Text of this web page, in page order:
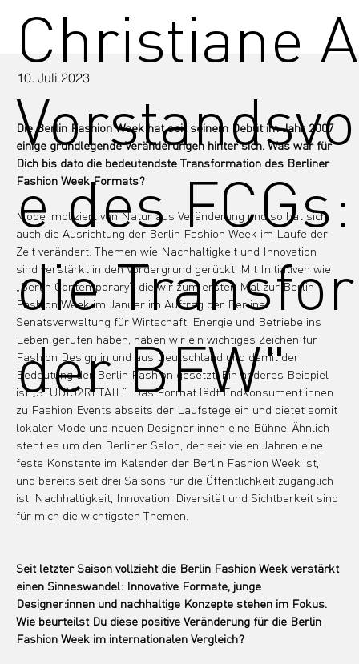
10. Juli 2023
Die Berlin Fashion Week hat seit seinem Debüt im Jahr 2007
einige grundlegende Veränderungen hinter sich. Was war für
Dich bis dato die bedeutendste Transformation des Berliner
Fashion Week Formats?
Mode impliziert von Natur aus Veränderung und so hat sich
auch die Ausrichtung der Berlin Fashion Week im Laufe der
Zeit verändert. Themen wie Nachhaltigkeit und Innovation
sind verstärkt in den Vordergrund gerückt. Mit Initiativen wie
„Berlin Contemporary“, die wir zum ersten Mal zur Berlin
Fashion Week im Januar im Auftrag der Berliner
Senatsverwaltung für Wirtschaft, Energie und Betriebe ins
Leben gerufen haben, haben wir ein wichtiges Zeichen für
Fashion Design in und aus Deutschland und damit der
Bedeutung der Berlin Fashion gesetzt. Ein anderes Beispiel
ist „STUDIO2RETAIL“: Das Format lädt Endkonsument:innen
zu Fashion Events abseits der Laufstege ein und bietet somit
lokaler Mode und neuen Designer:innen eine Bühne. Ähnlich
steht es um den Berliner Salon, der seit vielen Jahren eine
feste Konstante im Kalender der Berlin Fashion Week ist,
und bereits seit drei Saisons für die Öffentlichkeit zugänglich
ist. Nachhaltigkeit, Innovation, Diversität und Sichtbarkeit sind
für mich die wichtigsten Themen.
Seit letzter Saison vollzieht die Berlin Fashion Week verstärkt
einen Sinneswandel: Innovative Formate, junge
Designer:innen und nachhaltige Konzepte stehen im Fokus.
Wie beurteilst Du diese positive Veränderung für die Berlin
Fashion Week im internationalen Vergleich?
Christiane
e des
die
der BFW"